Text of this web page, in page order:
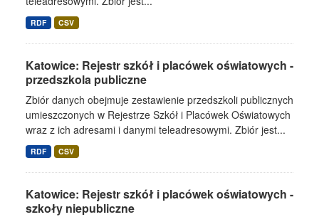
RDF CSV
Katowice: Rejestr szkół i placówek oświatowych -
przedszkola publiczne
Zbiór danych obejmuje zestawienie przedszkoli publicznych
umieszczonych w Rejestrze Szkół i Placówek Oświatowych
wraz z ich adresami i danymi teleadresowymi. Zbiór jest...
RDF CSV
Katowice: Rejestr szkół i placówek oświatowych -
szkoły niepubliczne